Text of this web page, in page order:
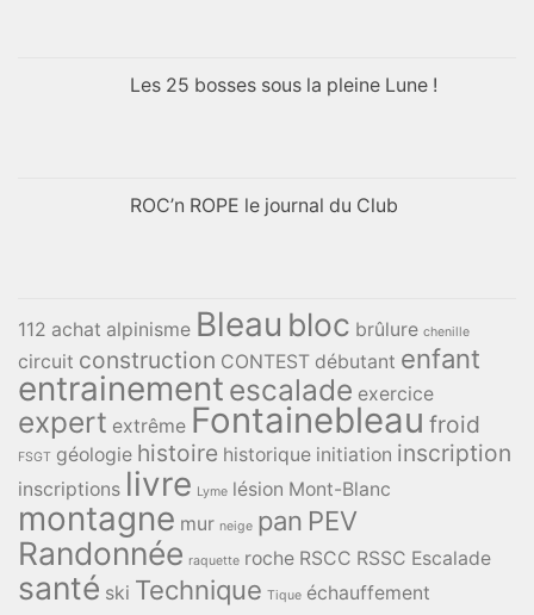
Les 25 bosses sous la pleine Lune !
ROC’n ROPE le journal du Club
112 achat alpinisme Bleau bloc brûlure chenille
circuit construction CONTEST débutant enfant
entrainement escalade exercice
expert extrême Fontainebleau froid
FSGT géologie histoire historique initiation inscription
inscriptions livre Lyme lésion Mont-Blanc
montagne mur neige pan PEV
Randonnée raquette roche RSCC RSSC Escalade
santé ski Technique Tique échauffement